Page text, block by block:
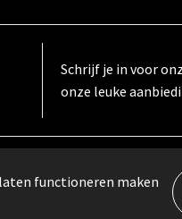
Schrijf je in voor
onze leuke
functioneren maken